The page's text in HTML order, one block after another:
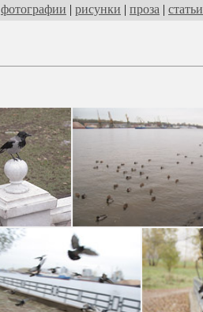
фотографии | рисунки | проза | статьи